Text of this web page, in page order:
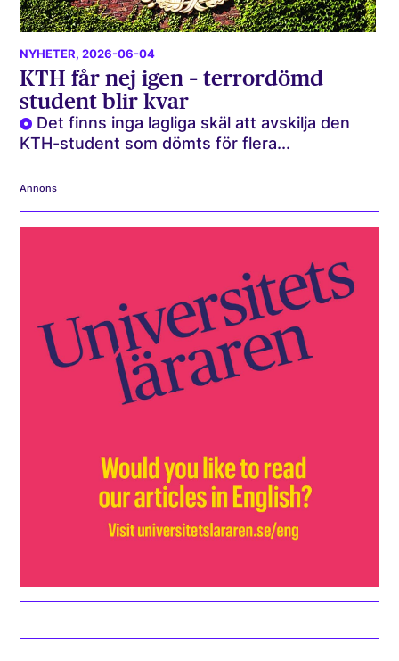
NYHETER, 2026-06-04
KTH får nej igen – terrordömd
student blir kvar
Det finns inga lagliga skäl att avskilja den
KTH-student som dömts för flera...
Annons